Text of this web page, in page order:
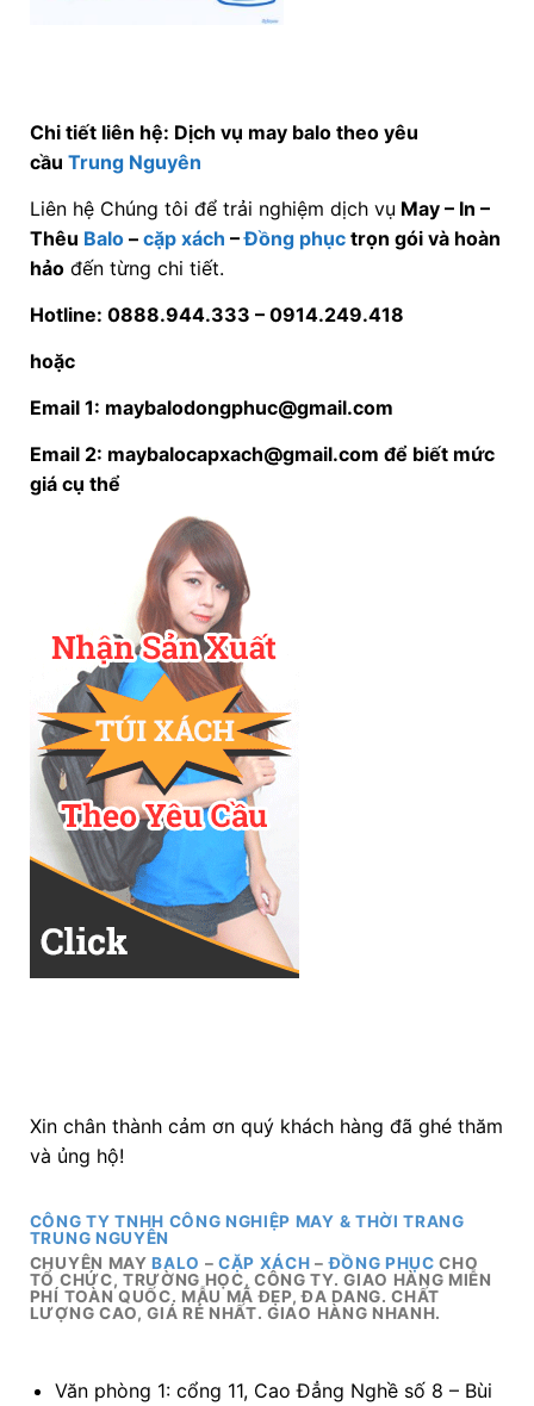
Chi tiết liên hệ: Dịch vụ may balo theo yêu
cầu Trung Nguyên
Liên hệ Chúng tôi để trải nghiệm dịch vụ May – In –
Thêu Balo– cặp xách –Đồng phụctrọn gói và hoàn
hảođến từng chi tiết.
Hotline: 0888.944.333 – 0914.249.418
hoặc
Email 1: maybalodongphuc@gmail.com
Email 2: maybalocapxach@gmail.com để biết mức
giá cụ thể
Xin chân thành cảm ơn quý khách hàng đã ghé thăm
và ủng hộ!
CÔNG TY TNHH CÔNG NGHIỆP MAY & THỜI TRANG
TRUNG NGUYÊN
CHUYÊN MAYBALO –CẶP XÁCH –ĐỒNG PHỤC CHO
TỔ CHỨC, TRƯỜNG HỌC, CÔNG TY. GIAO HÀNG MIỄN
PHÍ TOÀN QUỐC. MẪU MÃ ĐẸP, ĐA DANG. CHẤT
LƯỢNG CAO, GIÁ RẺ NHẤT. GIAO HÀNG NHANH.
Văn phòng 1: cổng 11, Cao Đẳng Nghề số 8 – Bùi